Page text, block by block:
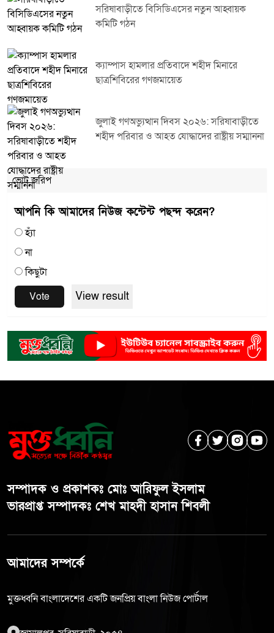
সরিষাবাড়ীতে বিসিডিএসের নতুন আহ্বায়ক
কমিটি গঠন
ক্যাম্পাস হামলার প্রতিবাদে শহীদ মিনারে
ছাত্রশিবিরের গণজমায়েত
জুলাই গণঅভ্যুত্থান দিবস ২০২৬: সরিষাবাড়ীতে
শহীদ পরিবার ও আহত যোদ্ধাদের রাষ্ট্রীয় সম্মাননা
ভোট জরিপ
আপনি কি আমাদের নিউজ কন্টেন্ট পছন্দ করেন?
হ্যাঁ
না
কিছুটা
Vote
View result
সম্পাদক ও প্রকাশকঃ মোঃ আরিফুল ইসলাম
ভারপ্রাপ্ত সম্পাদকঃ শেখ মাহদী হাসান শিবলী
আমাদের সম্পর্কে
মুক্তধ্বনি বাংলাদেশের একটি জনপ্রিয় বাংলা নিউজ পোর্টাল